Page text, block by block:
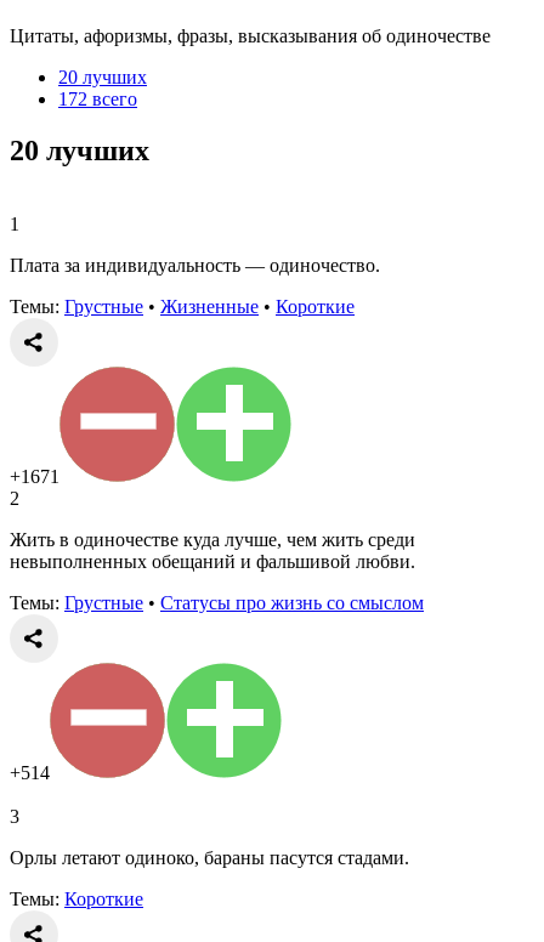
Цитаты, афоризмы, фразы, высказывания об одиночестве
20 лучших
172 всего
20 лучших
1
Плата за индивидуальность — одиночество.
Темы: Грустные • Жизненные • Короткие
+1671
2
Жить в одиночестве куда лучше, чем жить среди
невыполненных обещаний и фальшивой любви.
Темы: Грустные • Статусы про жизнь со смыслом
+514
3
Орлы летают одиноко, бараны пасутся стадами.
Темы: Короткие